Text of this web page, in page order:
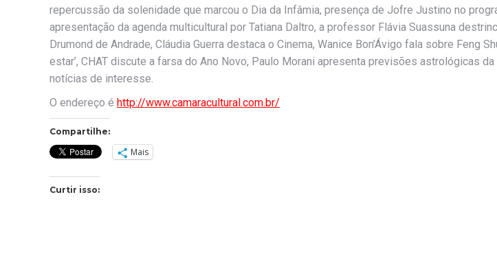
repercussão da solenidade que marcou o Dia da Infâmia, presença de Jofre Justino no
apresentação da agenda multicultural por Tatiana Daltro, a professor Flávia Suassuna
Drumond de Andrade, Cláudia Guerra destaca o Cinema, Wanice Bon’Ávigo fala sobre Feng
estar’, CHAT discute a farsa do Ano Novo, Paulo Morani apresenta previsões astrológicas
notícias de interesse.
O endereço é http://www.camaracultural.com.br/
Compartilhe:
Mais
Curtir isso: